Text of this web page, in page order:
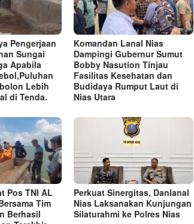
Pengerjaan
Sungai
Apabila
Lebih
di Tenda.
Komandan Lanal Nias
Dampingi Gubernur Sumut
Bobby Nasution Tinjau
Fasilitas Kesehatan dan
Budidaya Rumput Laut di
Nias Utara
Pos TNI AL
Tim
Berhasil
Perkuat Sinergitas, Danlanal
Nias Laksanakan Kunjungan
Silaturahmi ke Polres Nias